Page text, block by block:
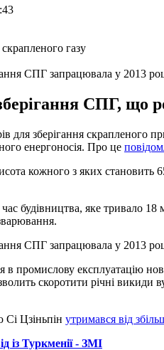
СПГ запрацювала у 2013
СПГ, що
для зберігання
енергоносія. Про це
кожного з яких
будівництва, яке тривало 18
СПГ запрацювала у 2013
в промислову експлуатацію
скоротити річні викиди
Цзіньпін утримався від
із Туркменії - ЗМІ